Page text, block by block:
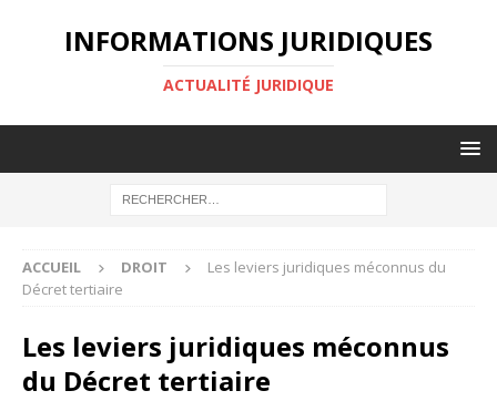
INFORMATIONS JURIDIQUES
ACTUALITÉ JURIDIQUE
ACCUEIL DROIT
Les leviers juridiques méconnus du
Décret tertiaire
Les leviers juridiques méconnus
du Décret tertiaire